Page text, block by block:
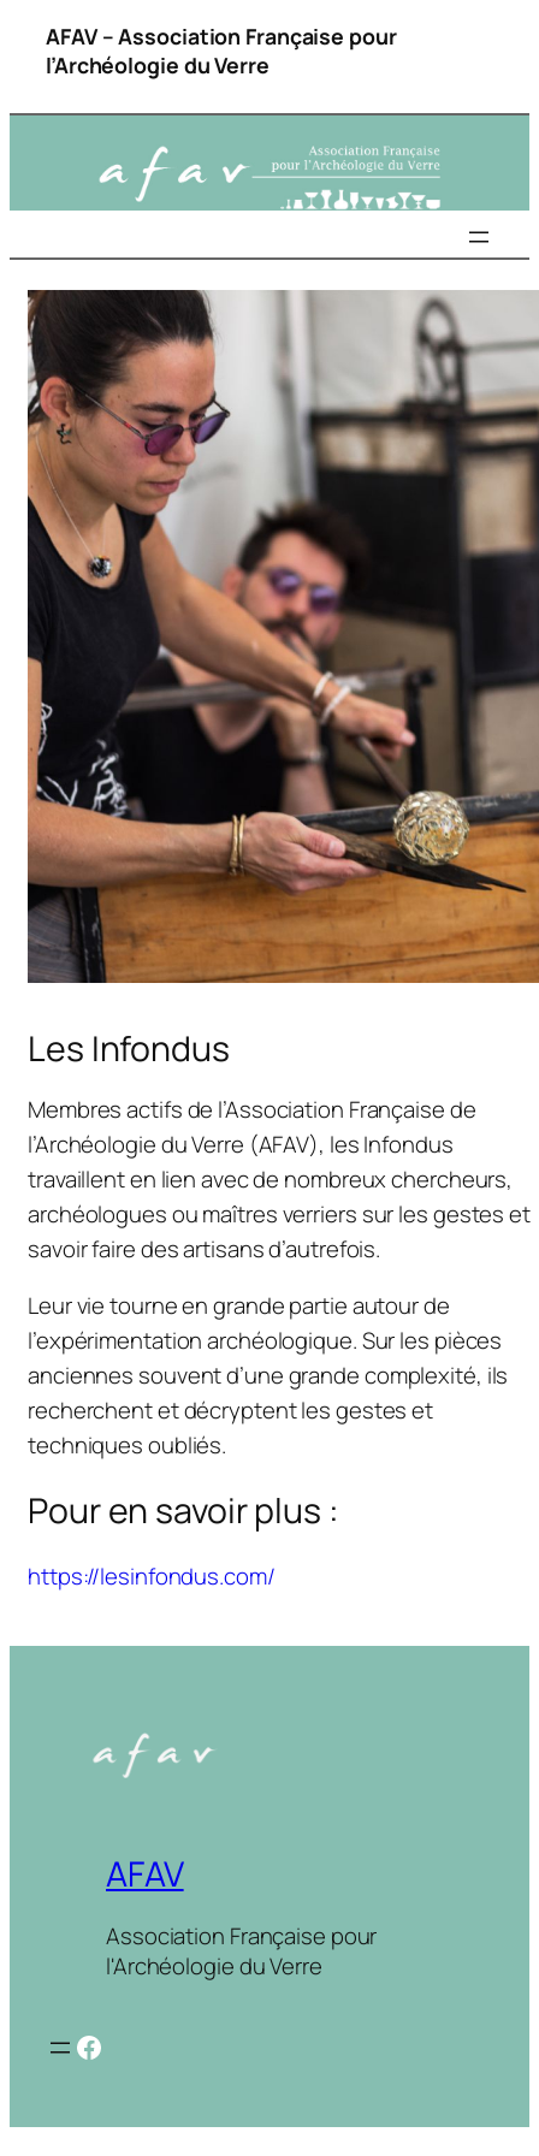
AFAV – Association Française pour
l’Archéologie du Verre
Les Infondus
Membres actifs de l’Association Française de
l’Archéologie du Verre (AFAV), les Infondus
travaillent en lien avec de nombreux chercheurs,
archéologues ou maîtres verriers sur les gestes et
savoir faire des artisans d’autrefois.
Leur vie tourne en grande partie autour de
l’expérimentation archéologique. Sur les pièces
anciennes souvent d’une grande complexité, ils
recherchent et décryptent les gestes et
techniques oubliés.
Pour en savoir plus :
https://lesinfondus.com/
AFAV
Association Française pour
l'Archéologie du Verre
Facebook